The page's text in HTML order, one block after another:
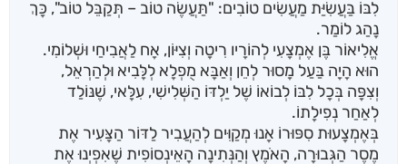
לִבּוֹ בַּעֲשִׂיַּת מַעֲשִׂים טוֹבִים: "תַּעֲשֶׂה טוֹב – תְּקַבֵּל טוֹב", כָּךְ
נָהַג לוֹמַר.
אֱלִיאוֹר בֶּן אֶמְצָעִי לְהוֹרָיו רִיטָה וְצִיּוֹן, אָח לַאֲבִיחַי וּשְׁלוֹמִי.
הוּא הָיָה בַּעַל מָסוּר לְחֵן וְאַבָּא מֻפְלָא לְלָּבִיא וּלְהַרְאֵל,
וְצִפָּה בְּכָל לִבּוֹ לְבוֹאוֹ שֶׁל יַלְדּוֹ הַשְּׁלִישִׁי, עִלָּאי, שֶׁנּוֹלַד
לְאַחַר נְפִילָתוֹ.
בְּאֶמְצָעוּת סִפּוּרוֹ אָנוּ מְקַוִּים לְהַעֲבִיר לַדּוֹר הַצָּעִיר אֶת
מֶסֶר הַגְּבוּרָה, הָאֹמֶץ וְהַנְּתִינָה הָאֵינְסוֹפִית שֶׁאִפְיְנוּ אֶת